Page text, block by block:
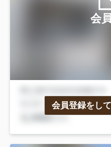
会
会員登録をし